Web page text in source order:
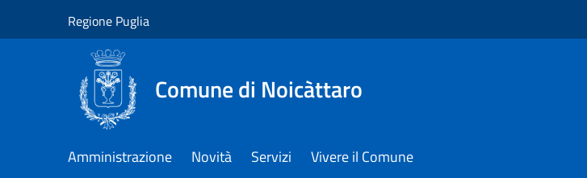
Regione Puglia
Comune di Noicàttaro
Amministrazione Novità Servizi Vivere il Comune